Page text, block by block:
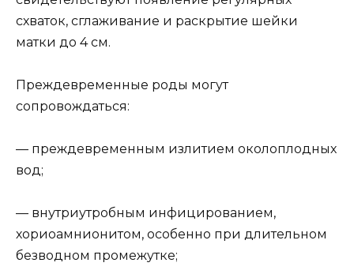
схваток, сглаживание и раскрытие шейки
матки до 4 см.
Преждевременные роды могут
сопровождаться:
— преждевременным излитием околоплодных
вод;
— внутриутробным инфицированием,
хориоамнионитом, особенно при длительном
безводном промежутке;